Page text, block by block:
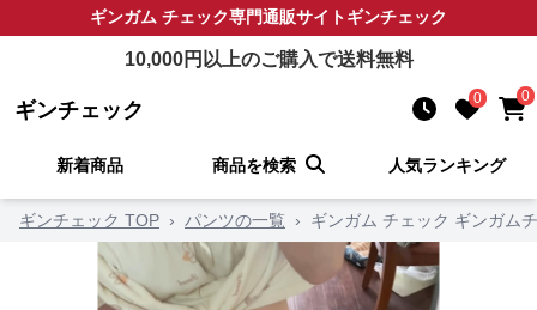
ギンガム チェック専門通販サイトギンチェック
10,000円以上のご購入で送料無料
ギンチェック 0 0
新着商品 商品を検索 人気ランキング
ギンチェック TOP › パンツの一覧 › ギンガム チェック ギンガム